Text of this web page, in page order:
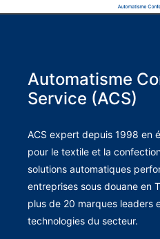
Automatisme
Service (ACS)
ACS expert depuis 1998 en
pour le textile et la
solutions automatiques
entreprises sous douane en
plus de 20 marques leaders
technologies du secteur.